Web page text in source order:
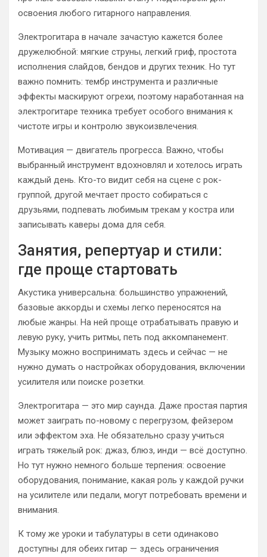
освоения любого гитарного направления.
Электрогитара в начале зачастую кажется более
дружелюбной: мягкие струны, легкий гриф, простота
исполнения слайдов, бендов и других техник. Но тут
важно помнить: тембр инструмента и различные
эффекты маскируют огрехи, поэтому наработанная на
электрогитаре техника требует особого внимания к
чистоте игры и контролю звукоизвлечения.
Мотивация — двигатель прогресса. Важно, чтобы
выбранный инструмент вдохновлял и хотелось играть
каждый день. Кто-то видит себя на сцене с рок-
группой, другой мечтает просто собираться с
друзьями, подпевать любимым трекам у костра или
записывать каверы дома для себя.
Занятия, репертуар и стили:
где проще стартовать
Акустика универсальна: большинство упражнений,
базовые аккорды и схемы легко переносятся на
любые жанры. На ней проще отрабатывать правую и
левую руку, учить ритмы, петь под аккомпанемент.
Музыку можно воспринимать здесь и сейчас — не
нужно думать о настройках оборудования, включении
усилителя или поиске розетки.
Электрогитара — это мир саунда. Даже простая партия
может заиграть по-новому с перегрузом, фейзером
или эффектом эха. Не обязательно сразу учиться
играть тяжелый рок: джаз, блюз, инди — всё доступно.
Но тут нужно немного больше терпения: освоение
оборудования, понимание, какая роль у каждой ручки
на усилителе или педали, могут потребовать времени и
внимания.
К тому же уроки и табулатуры в сети одинаково
доступны для обеих гитар — здесь ограничения